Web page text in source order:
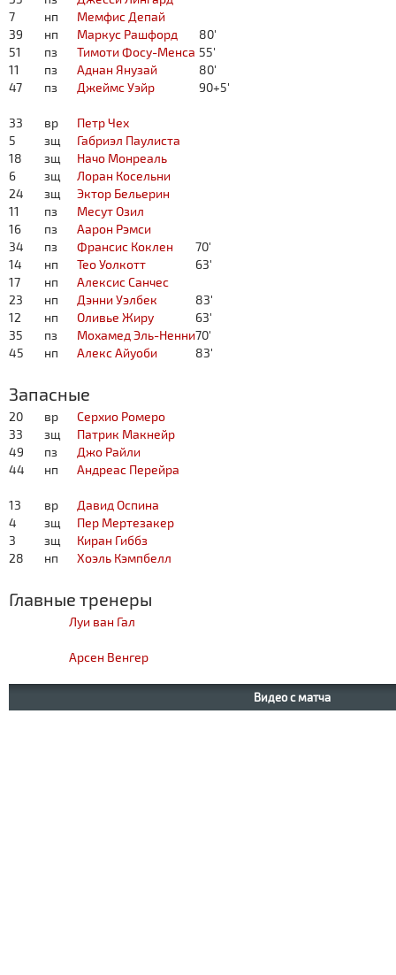
7
нп
Мемфис Депай
39
нп Маркус Рашфорд
80'
51
пз Тимоти Фосу-Менса 55'
11
пз Аднан Янузай
80'
47
пз Джеймс Уэйр 90+5'
33 вр
Петр Чех
5
зщ
Габриэл Паулиста
18
зщ
Начо Монреаль
6
зщ
Лоран Косельни
24
зщ
Эктор Бельерин
11
пз
Месут Озил
16
пз
Аарон Рэмси
34
пз Франсис Коклен
70'
14
нп Тео Уолкотт
63'
17
нп
Алексис Санчес
23
нп Дэнни Уэлбек
83'
12
нп Оливье Жиру
63'
35
пз Мохамед Эль-Ненни70'
45
нп Алекс Айуоби 83'
Запасные
20 вр
Серхио Ромеро
33
зщ
Патрик Макнейр
49
пз
Джо Райли
44
нп Андреас Перейра
13 вр
Давид Оспина
4
зщ
Пер Мертезакер
3
зщ
Киран Гиббз
28
нп Хоэль Кэмпбелл
Главные тренеры
Луи ван Гал
Арсен Венгер
Видео с матча